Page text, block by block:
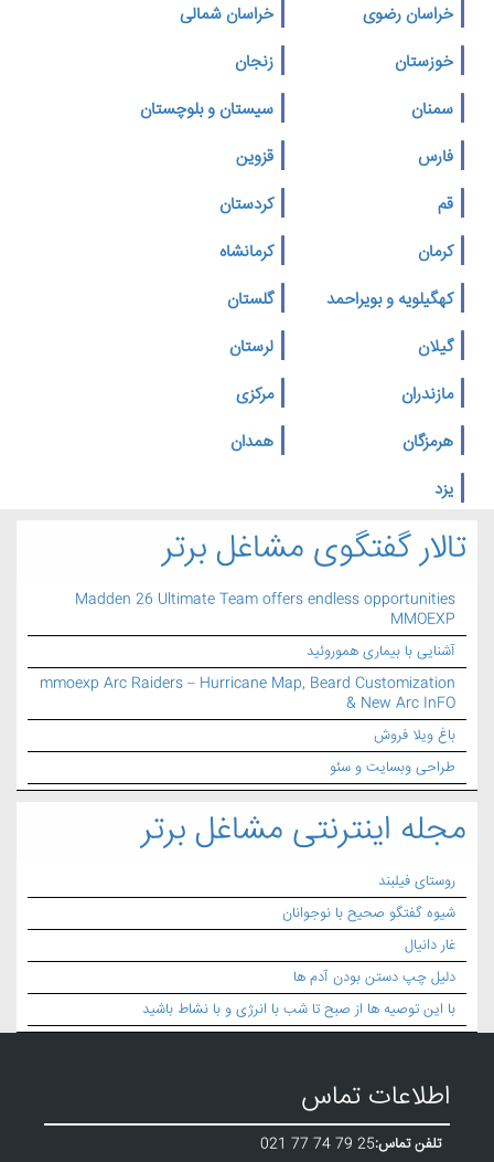
خراسان رضوی
خراسان شمالی
خوزستان
زنجان
سمنان
سیستان و بلوچستان
فارس
قزوین
قم
کردستان
کرمان
کرمانشاه
کهگیلویه و بویراحمد
گلستان
گیلان
لرستان
مازندران
مرکزی
هرمزگان
همدان
یزد
تالار گفتگوی مشاغل برتر
Madden 26 Ultimate Team offers endless opportunities
MMOEXP
آشنایی با بیماری هموروئید
mmoexp Arc Raiders – Hurricane Map, Beard Customization
& New Arc InFO
باغ ویلا فروش
طراحی وبسایت و سئو
مجله اینترنتی مشاغل برتر
روستای فیلبند
شیوه گفتگو صحیح با نوجوانان
غار دانیال
دلیل چپ دستن بودن آدم ها
با این توصیه ها از صبح تا شب با انرژی و با نشاط باشید
اطلاعات تماس
تلفن تماس:021 77 74 79 25